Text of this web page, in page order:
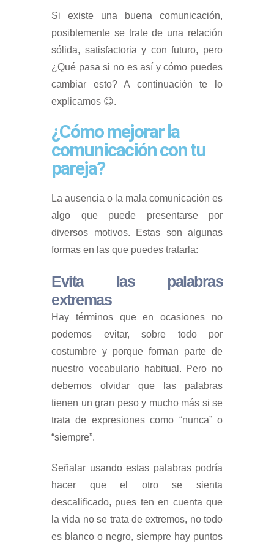
Si existe una buena comunicación,
posiblemente se trate de una relación
sólida, satisfactoria y con futuro, pero
¿Qué pasa si no es así y cómo puedes
cambiar esto? A continuación te lo
explicamos 😊.
¿Cómo mejorar la
comunicación con tu
pareja?
La ausencia o la mala comunicación es
algo que puede presentarse por
diversos motivos. Estas son algunas
formas en las que puedes tratarla:
Evita las palabras
extremas
Hay términos que en ocasiones no
podemos evitar, sobre todo por
costumbre y porque forman parte de
nuestro vocabulario habitual. Pero no
debemos olvidar que las palabras
tienen un gran peso y mucho más si se
trata de expresiones como “nunca” o
“siempre”.
Señalar usando estas palabras podría
hacer que el otro se sienta
descalificado, pues ten en cuenta que
la vida no se trata de extremos, no todo
es blanco o negro, siempre hay puntos